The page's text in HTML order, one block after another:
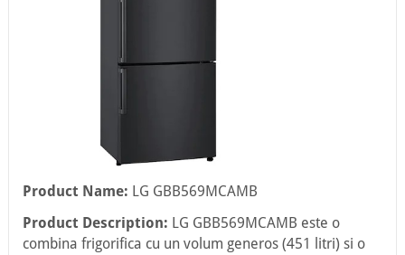
Product Name: LG GBB569MCAMB
Product Description: LG GBB569MCAMB este o
combina frigorifica cu un volum generos (451 litri) si o